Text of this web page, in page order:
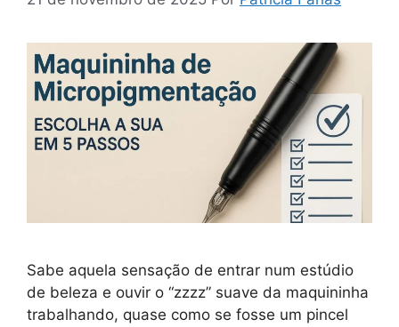
Sabe aquela sensação de entrar num estúdio
de beleza e ouvir o “zzzz” suave da maquininha
trabalhando, quase como se fosse um pincel